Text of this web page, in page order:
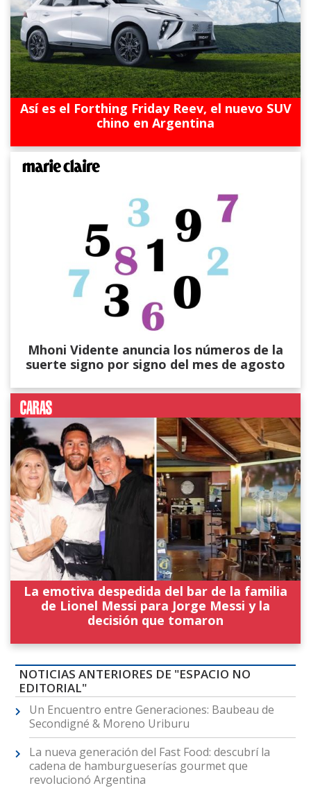
Así es el Forthing Friday Reev, el nuevo SUV
chino en Argentina
Mhoni Vidente anuncia los números de la
suerte signo por signo del mes de agosto
La emotiva despedida del bar de la familia
de Lionel Messi para Jorge Messi y la
decisión que tomaron
NOTICIAS ANTERIORES DE "ESPACIO NO
EDITORIAL"
Un Encuentro entre Generaciones: Baubeau de
Secondigné & Moreno Uriburu
La nueva generación del Fast Food: descubrí la
cadena de hamburgueserías gourmet que
revolucionó Argentina